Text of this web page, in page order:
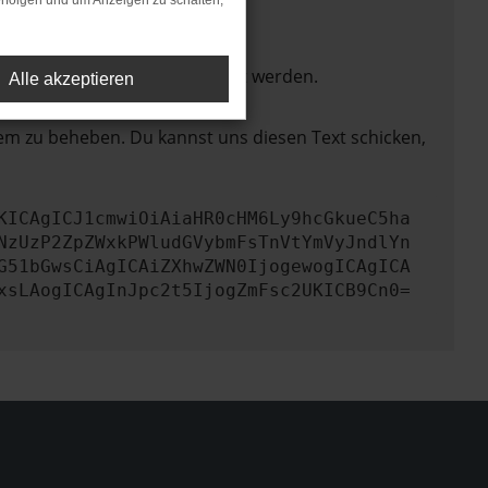
nicht mehr unterstützt werden.
zu beheben. Du kannst uns diesen Text schicken,
Alle akzeptieren